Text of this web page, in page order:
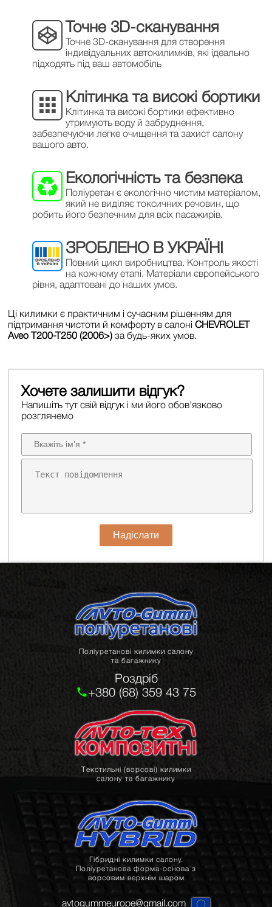
Точне 3D-сканування
Точне 3D-сканування для створення
індивідуальних автокилимків, які ідеально
підходять під ваш автомобіль
Клітинка та високі бортики
Клітинка та високі бортики ефективно
утримують воду й забруднення,
забезпечуючи легке очищення та захист салону
вашого авто.
Екологічність та безпека
Поліуретан є екологічно чистим матеріалом,
який не виділяє токсичних речовин, що
робить його безпечним для всіх пасажирів.
ЗРОБЛЕНО В УКРАЇНІ
Повний цикл виробництва. Контроль якості
на кожному етапі. Матеріали європейського
рівня, адаптовані до наших умов.
Ці килимки є практичним і сучасним рішенням для
підтримання чистоти й комфорту в салоніCHEVROLET
Aveo T200-T250 (2006>) за будь-яких умов.
Хочете залишити відгук?
Напишіть тут свій відгук і ми його обов'язково
розглянемо
Надіслати
Поліуретанові килимки салону
та багажнику
Роздріб
+380 (68) 359 43 75
Текстильні (ворсові) килимки
салону та багажнику
Гібридні килимки салону.
Поліуретанова форма-основа з
ворсовим верхнім шаром
avtogummeurope@gmail.com